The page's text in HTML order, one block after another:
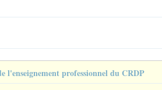
l'enseignement professionnel du CRDP